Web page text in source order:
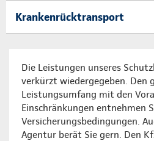
Krankenrücktransport
Die Leistungen unseres
verkürzt wiedergegeben. Den
Leistungsumfang mit den
Einschränkungen entnehmen
Versicherungsbedingungen.
Agentur berät Sie gern. Den